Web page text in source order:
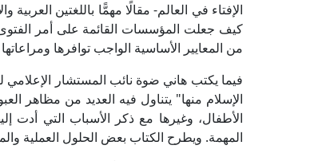
الإفتاء في العالم- مقالًا مهمًّا باللغتين
كيف جعلت المؤسسات القائمة على أمر الفتوى
من المعايير الأساسية الواجب توافرها
فيما يكتب هاني ضوة نائب المستشار الإعلامي
الإسلام منها" يتناول فيه العديد من مظاهر
الأطفال، وغيرها مع ذكر الأسباب التي أدت
المهمة. ويطرح الكتاب بعض الحلول العملية